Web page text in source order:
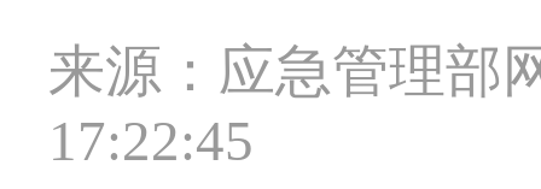
来源：应急管理部
17:22:45